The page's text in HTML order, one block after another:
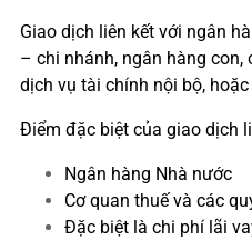
Giao dịch liên kết với ngân
– chi nhánh, ngân hàng
dịch vụ tài chính nội bộ,
Điểm đặc biệt của giao dịch
Ngân hàng Nhà nước
Cơ quan thuế và các
Đặc biệt là chi phí lãi